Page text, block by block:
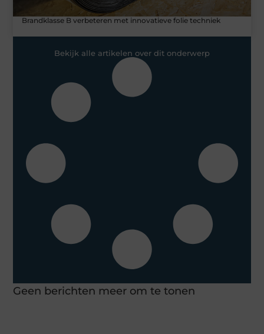
Brandklasse B verbeteren met innovatieve folie techniek
Bekijk alle artikelen over dit onderwerp
Geen berichten meer om te tonen